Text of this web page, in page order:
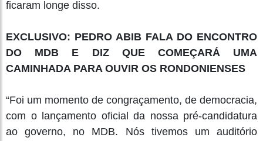
ficaram longe disso.
EXCLUSIVO: PEDRO ABIB FALA DO ENCONTRO
DO MDB E DIZ QUE COMEÇARÁ UMA
CAMINHADA PARA OUVIR OS RONDONIENSES
“Foi um momento de congraçamento, de democracia,
com o lançamento oficial da nossa pré-candidatura
ao governo, no MDB. Nós tivemos um auditório